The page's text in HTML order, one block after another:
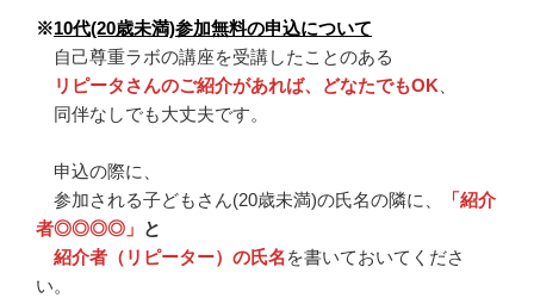
※10代(20歳未満)参加無料の申込について
自己尊重ラボの講座を受講したことのある
リピータさんのご紹介があれば、どなたでもOK
同伴なしでも大丈夫です。
申込の際に、
参加される子どもさん(20歳未満)の氏名の隣に、
「紹介
者◎◎◎◎」 と
紹介者（リピーター）の氏名を書いておいてくださ
い。